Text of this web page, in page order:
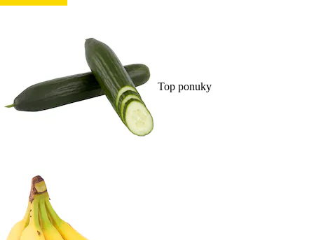
Top ponuky